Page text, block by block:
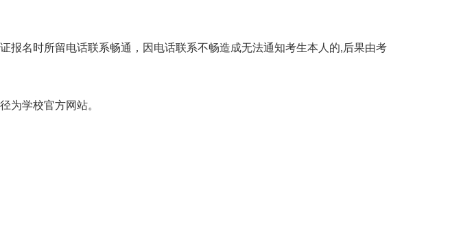
报名时所留电话联系畅通，因电话联系不畅造成无法通知考生本人的,后果由考
学校官方网站。